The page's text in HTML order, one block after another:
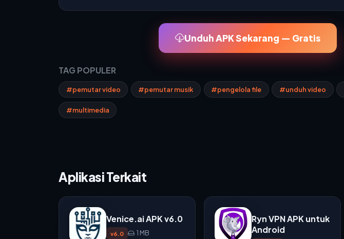
Unduh APK Sekarang — Gratis
TAG POPULER
#pemutar video #pemutar musik #pengelola file #unduh video
#multimedia
Aplikasi Terkait
Venice.ai APK v6.0
v6.0 1 MB
Ryn VPN APK untuk
Android